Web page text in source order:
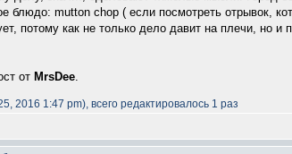
блюдо: mutton chop ( если посмотреть отрывок,
потому как не только дело давит на плечи, но
от MrsDee.
2016 1:47 pm), всего редактировалось 1 раз